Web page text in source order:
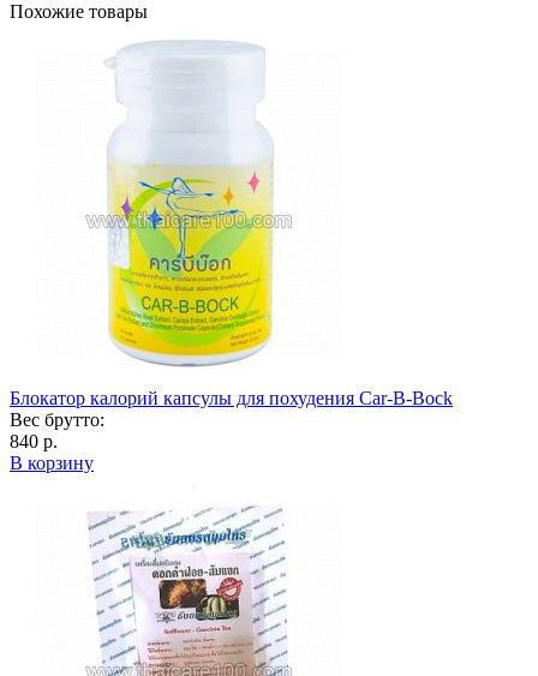
Похожие товары
Блокатор калорий капсулы для похудения Car-B-Bock
Вес брутто:
840 р.
В корзину